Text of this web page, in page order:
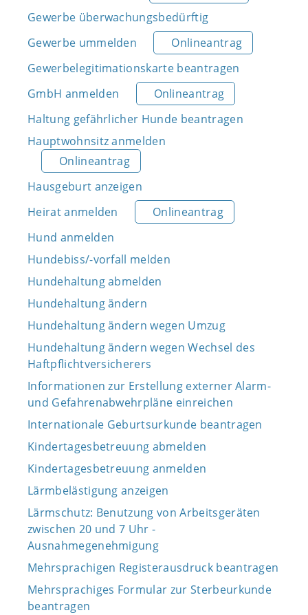
Gewerbe überwachungsbedürftig
Gewerbe ummelden
Onlineantrag
Gewerbelegitimationskarte beantragen
GmbH anmelden
Onlineantrag
Haltung gefährlicher Hunde beantragen
Hauptwohnsitz anmelden
Onlineantrag
Hausgeburt anzeigen
Heirat anmelden
Onlineantrag
Hund anmelden
Hundebiss/-vorfall melden
Hundehaltung abmelden
Hundehaltung ändern
Hundehaltung ändern wegen Umzug
Hundehaltung ändern wegen Wechsel des
Haftpflichtversicherers
Informationen zur Erstellung externer Alarm-
und Gefahrenabwehrpläne einreichen
Internationale Geburtsurkunde beantragen
Kindertagesbetreuung abmelden
Kindertagesbetreuung anmelden
Lärmbelästigung anzeigen
Lärmschutz: Benutzung von Arbeitsgeräten
zwischen 20 und 7 Uhr -
Ausnahmegenehmigung
Mehrsprachigen Registerausdruck beantragen
Mehrsprachiges Formular zur Sterbeurkunde
beantragen